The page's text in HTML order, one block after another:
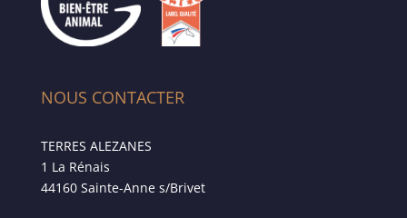
NOUS CONTACTER
TERRES ALEZANES
1 La Rénais
44160 Sainte-Anne s/Brivet